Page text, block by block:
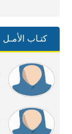
كتـاب الأمـل